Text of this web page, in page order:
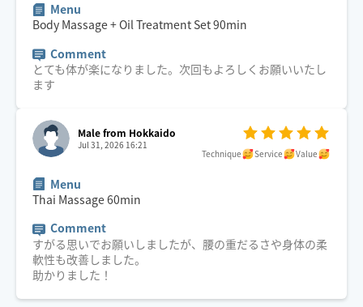
Menu
Body Massage + Oil Treatment Set90min
Comment
とても体が楽になりました。次回もよろしくお願いいたし
ます
Male from Hokkaido
Jul 31, 2026 16:21
Technique Service Value
Menu
Thai Massage60min
Comment
すがる思いでお願いしましたが、腰の重だるさや身体の柔
軟性も改善しました。
助かりました！